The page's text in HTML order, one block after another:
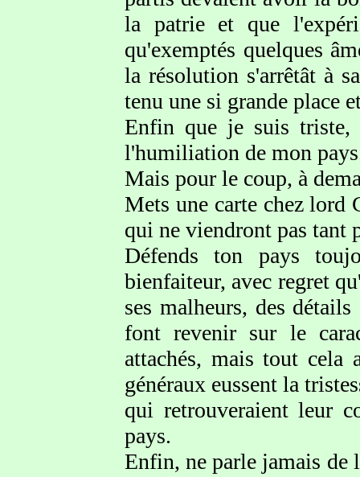
la patrie et que
qu'exemptés quelques
la résolution s'arrêtât à
tenu une si grande place
Enfin que je suis triste,
l'humiliation de mon
Mais pour le coup, à
Mets une carte chez lord
qui ne viendront pas tant
Défends ton pays
bienfaiteur, avec regret
ses malheurs, des
font revenir sur le
attachés, mais tout cela
généraux eussent la
qui retrouveraient leur
pays.
Enfin, ne parle jamais de